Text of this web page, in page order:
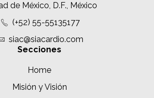
de México, D.F., México
(+52) 55-55135177
siac@siacardio.com
Secciones
Home
Misión y Visión